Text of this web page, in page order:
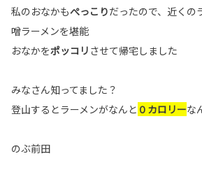
私のおなかもぺっこりだったので、近くの
噌ラーメンを堪能
おなかをポッコリ させて帰宅しました
みなさん知ってました？
登山するとラーメンがなんと ０カロリーな
のぶ前田